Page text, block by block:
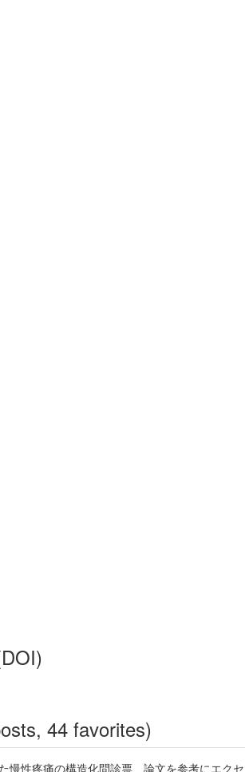
44 favorites)
慢性疼痛の構造化問診票、論文を参考にエク